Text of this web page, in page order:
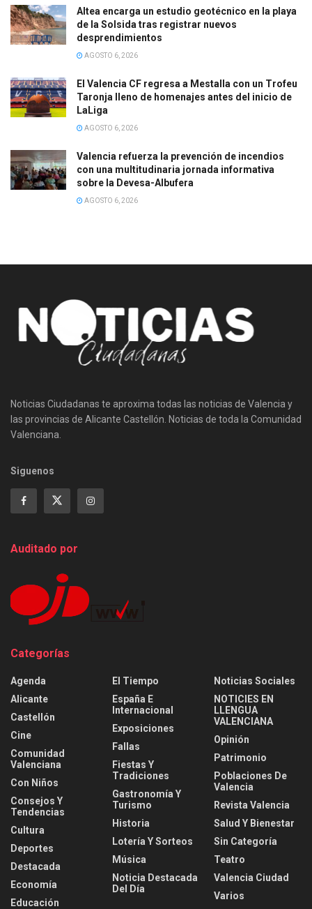
Altea encarga un estudio geotécnico en la playa
de la Solsida tras registrar nuevos
desprendimientos
AGOSTO 6, 2026
El Valencia CF regresa a Mestalla con un Trofeu
Taronja lleno de homenajes antes del inicio de
LaLiga
AGOSTO 6, 2026
Valencia refuerza la prevención de incendios
con una multitudinaria jornada informativa
sobre la Devesa-Albufera
AGOSTO 6, 2026
Noticias Ciudadanas te aproxima todas las noticias de Valencia y
las provincias de Alicante Castellón. Noticias de toda la Comunidad
Valenciana.
Siguenos
Auditado por
Categorías
Agenda
Alicante
Castellón
Cine
Comunidad
Valenciana
Con Niños
Consejos Y
Tendencias
Cultura
Deportes
Destacada
Economía
Educación
El Tiempo
España E
Internacional
Exposiciones
Fallas
Fiestas Y
Tradiciones
Gastronomía Y
Turismo
Historia
Lotería Y Sorteos
Música
Noticia Destacada
Del Día
Noticias Sociales
NOTICIES EN
LLENGUA
VALENCIANA
Opinión
Patrimonio
Poblaciones De
Valencia
Revista Valencia
Salud Y Bienestar
Sin Categoría
Teatro
Valencia Ciudad
Varios